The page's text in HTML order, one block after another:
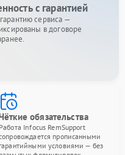
с гарантией
сервиса —
в договоре
обязательства
Работа Infocus RemSupport
прописанными
гарантийными условиями — без